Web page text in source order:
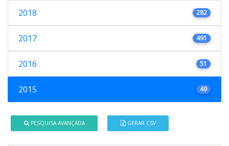
2018 282
2017 491
2016 51
2015 49
PESQUISA AVANÇADA GERAR CSV